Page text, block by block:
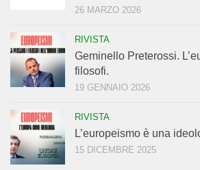
26 MARZO 2026
RIVISTA
Geminello Preterossi.
filosofi.
19 GENNAIO 2026
RIVISTA
L’europeismo è una
15 DICEMBRE 2025